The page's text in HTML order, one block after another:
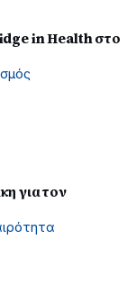
in Health στο
για τον